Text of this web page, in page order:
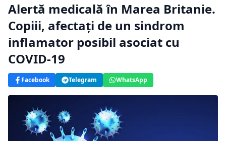
Alertă medicală în Marea Britanie.
Copiii, afectaţi de un sindrom
inflamator posibil asociat cu
COVID-19
Facebook Telegram WhatsApp